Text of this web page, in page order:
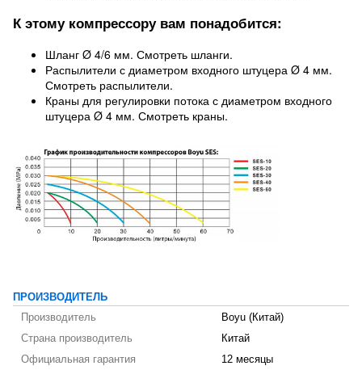
К этому компрессору вам понадобится:
Шланг Ø 4/6 мм. Смотреть шланги.
Распылители с диаметром входного штуцера Ø 4 мм.
Смотреть распылители.
Краны для регулировки потока с диаметром входного
штуцера Ø 4 мм. Смотреть краны.
ПРОИЗВОДИТЕЛЬ
Производитель
Boyu (Китай)
Страна производитель
Китай
Официальная гарантия
12 месяцы